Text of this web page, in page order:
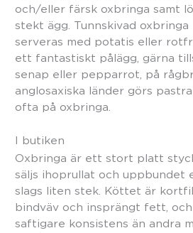
och/eller färsk oxbringa samt
stekt ägg. Tunnskivad oxbringa
serveras med potatis eller
ett fantastiskt pålägg, gärna
senap eller pepparrot, på
anglosaxiska länder görs
ofta på oxbringa.
I butiken
Oxbringa är ett stort platt
säljs ihoprullat och uppbundet
slags liten stek. Köttet är
bindväv och insprängt fett,
saftigare konsistens än andra